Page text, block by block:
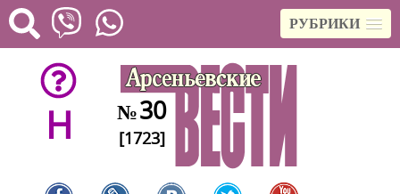
РУБРИКИ
H №30
[1723]